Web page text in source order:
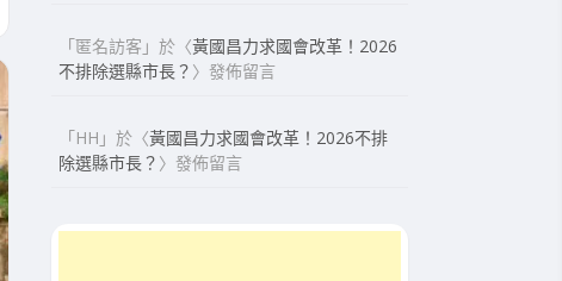
「匿名訪客 」於〈黃國昌力求國會改革！2026
不排除選縣市長？ 〉發佈留言
「HH 」於〈黃國昌力求國會改革！2026不排
除選縣市長？ 〉發佈留言